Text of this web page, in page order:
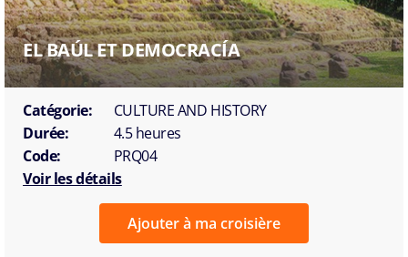
EL BAÚL ET DEMOCRACÍA
Catégorie:
CULTURE AND HISTORY
Durée:
4.5 heures
Code:
PRQ04
Voir les détails
Ajouter à ma croisière